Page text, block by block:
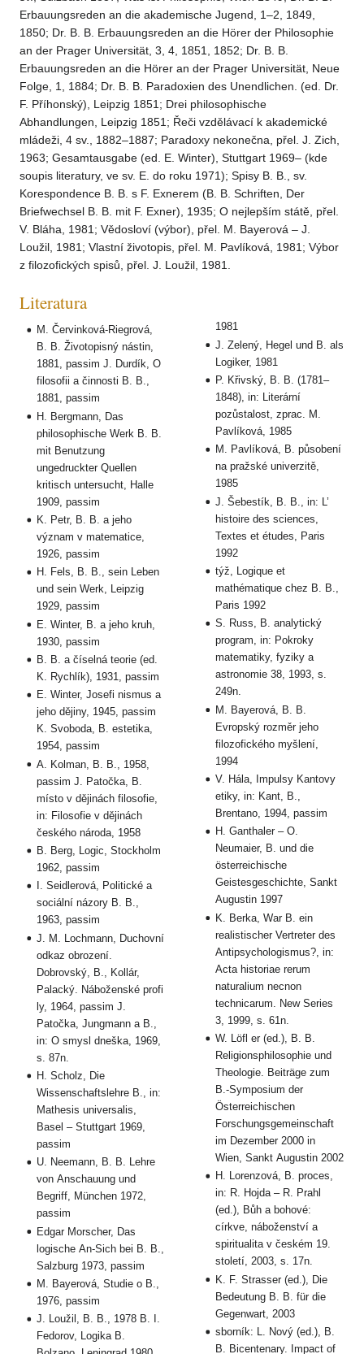
Erbauungsreden an die akademische Jugend, 1–2, 1849,
1850; Dr. B. B. Erbauungsreden an die Hörer der Philosophie
an der Prager Universität, 3, 4, 1851, 1852; Dr. B. B.
Erbauungsreden an die Hörer an der Prager Universität, Neue
Folge, 1, 1884; Dr. B. B. Paradoxien des Unendlichen. (ed. Dr.
F. Příhonský), Leipzig 1851; Drei philosophische
Abhandlungen, Leipzig 1851; Řeči vzdělávací k akademické
mládeži, 4 sv., 1882–1887; Paradoxy nekonečna, přel. J. Zich,
1963; Gesamtausgabe (ed. E. Winter), Stuttgart 1969– (kde
soupis literatury, ve sv. E. do roku 1971); Spisy B. B., sv.
Korespondence B. B. s F. Exnerem (B. B. Schriften, Der
Briefwechsel B. B. mit F. Exner), 1935; O nejlepším státě, přel.
V. Bláha, 1981; Vědosloví (výbor), přel. M. Bayerová – J.
Loužil, 1981; Vlastní životopis, přel. M. Pavlíková, 1981; Výbor
z filozofických spisů, přel. J. Loužil, 1981.
Literatura
M. Červinková-Riegrová,
B. B. Životopisný nástin,
1881, passim J. Durdík, O
filosofii a činnosti B. B.,
1881, passim
H. Bergmann, Das
philosophische Werk B. B.
mit Benutzung
ungedruckter Quellen
kritisch untersucht, Halle
1909, passim
K. Petr, B. B. a jeho
význam v matematice,
1926, passim
H. Fels, B. B., sein Leben
und sein Werk, Leipzig
1929, passim
E. Winter, B. a jeho kruh,
1930, passim
B. B. a číselná teorie (ed.
K. Rychlík), 1931, passim
E. Winter, Josefi nismus a
jeho dějiny, 1945, passim
K. Svoboda, B. estetika,
1954, passim
A. Kolman, B. B., 1958,
passim J. Patočka, B.
místo v dějinách filosofie,
in: Filosofie v dějinách
českého národa, 1958
B. Berg, Logic, Stockholm
1962, passim
I. Seidlerová, Politické a
sociální názory B. B.,
1963, passim
J. M. Lochmann, Duchovní
odkaz obrození.
Dobrovský, B., Kollár,
Palacký. Náboženské profi
ly, 1964, passim J.
Patočka, Jungmann a B.,
in: O smysl dneška, 1969,
s. 87n.
H. Scholz, Die
Wissenschaftslehre B., in:
Mathesis universalis,
Basel – Stuttgart 1969,
passim
U. Neemann, B. B. Lehre
von Anschauung und
Begriff, München 1972,
passim
Edgar Morscher, Das
logische An-Sich bei B. B.,
Salzburg 1973, passim
M. Bayerová, Studie o B.,
1976, passim
J. Loužil, B. B., 1978 B. I.
Fedorov, Logika B.
1981
J. Zelený, Hegel und B. als
Logiker, 1981
P. Křivský, B. B. (1781–
1848), in: Literární
pozůstalost, zprac. M.
Pavlíková, 1985
M. Pavlíková, B. působení
na pražské univerzitě,
1985
J. Šebestík, B. B., in: L’
histoire des sciences,
Textes et études, Paris
1992
týž, Logique et
mathématique chez B. B.,
Paris 1992
S. Russ, B. analytický
program, in: Pokroky
matematiky, fyziky a
astronomie 38, 1993, s.
249n.
M. Bayerová, B. B.
Evropský rozměr jeho
filozofického myšlení,
1994
V. Hála, Impulsy Kantovy
etiky, in: Kant, B.,
Brentano, 1994, passim
H. Ganthaler – O.
Neumaier, B. und die
österreichische
Geistesgeschichte, Sankt
Augustin 1997
K. Berka, War B. ein
realistischer Vertreter des
Antipsychologismus?, in:
Acta historiae rerum
naturalium necnon
technicarum. New Series
3, 1999, s. 61n.
W. Löfl er (ed.), B. B.
Religionsphilosophie und
Theologie. Beiträge zum
B.-Symposium der
Österreichischen
Forschungsgemeinschaft
im Dezember 2000 in
Wien, Sankt Augustin 2002
H. Lorenzová, B. proces,
in: R. Hojda – R. Prahl
(ed.), Bůh a bohové:
církve, náboženství a
spiritualita v českém 19.
století, 2003, s. 17n.
K. F. Strasser (ed.), Die
Bedeutung B. B. für die
Gegenwart, 2003
sborník: L. Nový (ed.), B.
B. Bicentenary. Impact of